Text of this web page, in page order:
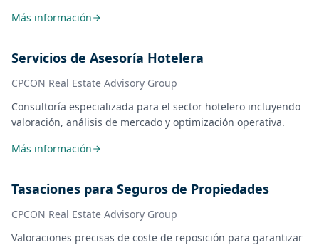
Más información
Servicios de Asesoría Hotelera
CPCON Real Estate Advisory Group
Consultoría especializada para el sector hotelero incluyendo
valoración, análisis de mercado y optimización operativa.
Más información
Tasaciones para Seguros de Propiedades
CPCON Real Estate Advisory Group
Valoraciones precisas de coste de reposición para garantizar